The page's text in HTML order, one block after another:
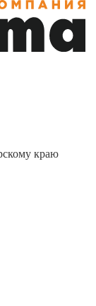
краю